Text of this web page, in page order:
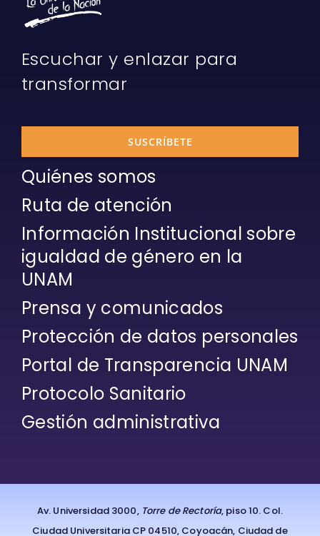
Escuchar y enlazar para
transformar
SUSCRÍBETE
Quiénes somos
Ruta de atención
Información Institucional sobre
igualdad de género en la
UNAM
Prensa y comunicados
Protección de datos personales
Portal de Transparencia UNAM
Protocolo Sanitario
Gestión administrativa
Av. Universidad 3000, Torre de Rectoría, piso 10. Col.
Ciudad Universitaria CP 04510, Coyoacán, Ciudad de